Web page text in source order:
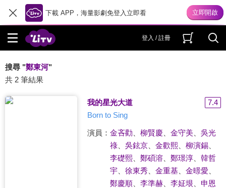
下載 APP，海量影劇免登入立即看
登入 / 註冊
搜尋 "鄭東河"
共 2 筆結果
我的星光大道
7.4
Born to Sing
演員： 金吝勸、 柳賢慶 金守美、 吳光
祿、 吳鉉京、 金歡熙、 柳演錫、
李礎熙、 鄭碩溶 鄭璟淳、 韓哲
宇、 徐東秀 金重基、 金暻愛
鄭慶順、 李準赫、 李姃垠
申恩